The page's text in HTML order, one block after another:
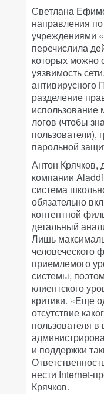
Светлана
направления
учреждениями
перечислила
которых можно
уязвимость
антивирусного
разделение
использование
логов (чтобы
пользователи),
парольной
Антон Крячков,
компании
система
обязательно
контентной
детальный
Лишь
человеческого
приемлемого
системы,
клиентского
критики. «Еще
отсутствие
пользователя в
и поддержки
нести Internet-
Крячков.